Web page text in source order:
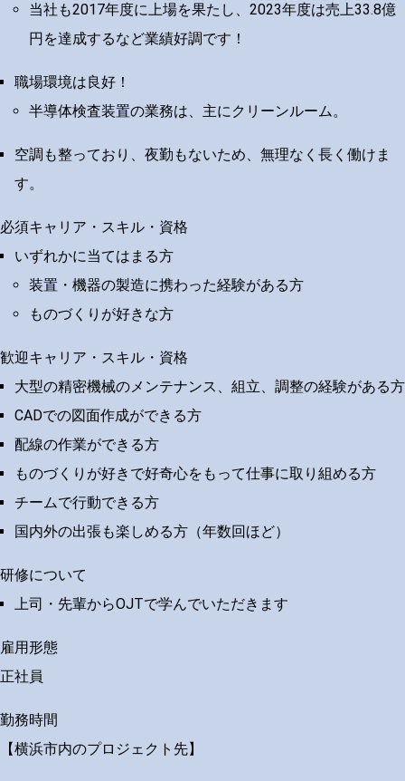
当社も2017年度に上場を果たし、2023年度は売上33.8億
円を達成するなど業績好調です！
職場環境は良好！
半導体検査装置の業務は、主にクリーンルーム。
空調も整っており、夜勤もないため、無理なく長く働けま
す。
必須キャリア・スキル・資格
いずれかに当てはまる方
装置・機器の製造に携わった経験がある方
ものづくりが好きな方
歓迎キャリア・スキル・資格
大型の精密機械のメンテナンス、組立、調整の経験がある方
CADでの図面作成ができる方
配線の作業ができる方
ものづくりが好きで好奇心をもって仕事に取り組める方
チームで行動できる方
国内外の出張も楽しめる方（年数回ほど）
研修について
上司・先輩からOJTで学んでいただきます
雇用形態
正社員
勤務時間
【横浜市内のプロジェクト先】